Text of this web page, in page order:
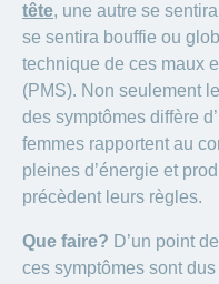
tête, une autre se
se sentira bouffie ou
technique de ces maux
(PMS). Non seulement
des symptômes diffère
femmes rapportent au
pleines d’énergie et
précèdent leurs règles.
Que faire? D’un point
ces symptômes sont